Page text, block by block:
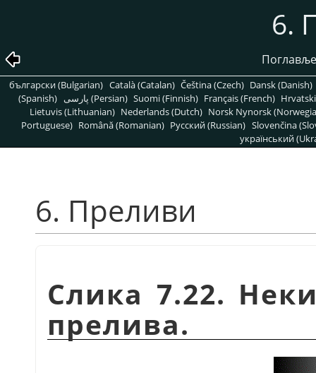
6.
български (Bulgarian) Català (Catalan) Čeština (Czech) Dansk (Danish)
(Spanish)
پارسی (Persian) Suomi (Finnish) Français (French)
Lietuvis (Lithuanian) Nederlands (Dutch) Norsk Nynorsk
Portuguese) Română (Romanian) Pусский (Russian) Slovenčina
український
6. Преливи
Слика 7.22.
прелива.